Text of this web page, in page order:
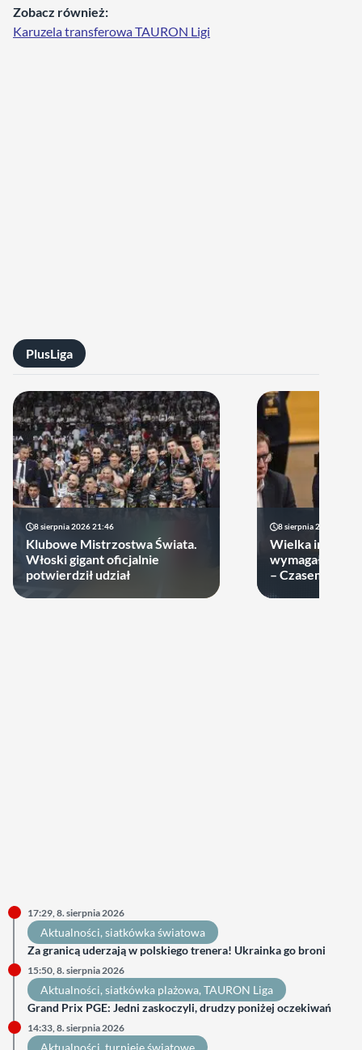
Zobacz również:
Karuzela transferowa TAURON Ligi
PlusLiga
8 sierpnia 2026 21:46
Klubowe Mistrzostwa Świata.
Włoski gigant oficjalnie
potwierdził udział
8 sierpnia 2026 19:22
Wielka impreza
wymagała
– Czasem
17:29, 8. sierpnia 2026
Aktualności, siatkówka światowa
Za granicą uderzają w polskiego trenera! Ukrainka go broni
15:50, 8. sierpnia 2026
Aktualności, siatkówka plażowa, TAURON Liga
Grand Prix PGE: Jedni zaskoczyli, drudzy poniżej oczekiwań
14:33, 8. sierpnia 2026
Aktualności, turnieje światowe